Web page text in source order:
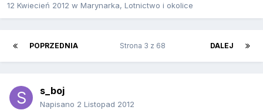
12 Kwiecień 2012 w Marynarka, Lotnictwo i okolice
POPRZEDNIA DALEJ
Strona 3 z 68
s_boj
Napisano 2 Listopad 2012